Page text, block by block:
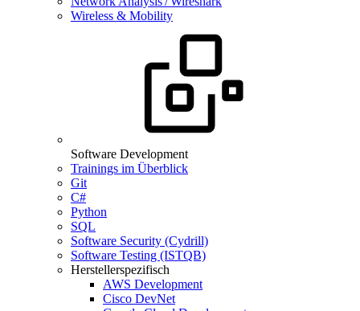
Wireless & Mobility
Software Development
Trainings im Überblick
Git
C#
Python
SQL
Software Security (Cydrill)
Software Testing (ISTQB)
Herstellerspezifisch
AWS Development
Cisco DevNet